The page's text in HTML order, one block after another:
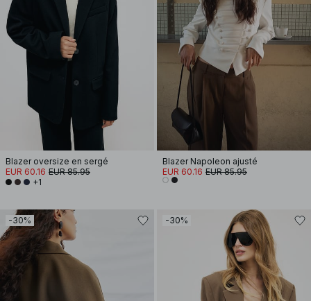
Blazer oversize en sergé
EUR 60.16 EUR 85.95
+1
Blazer Napoleon ajusté
EUR 60.16 EUR 85.95
-30% -30%